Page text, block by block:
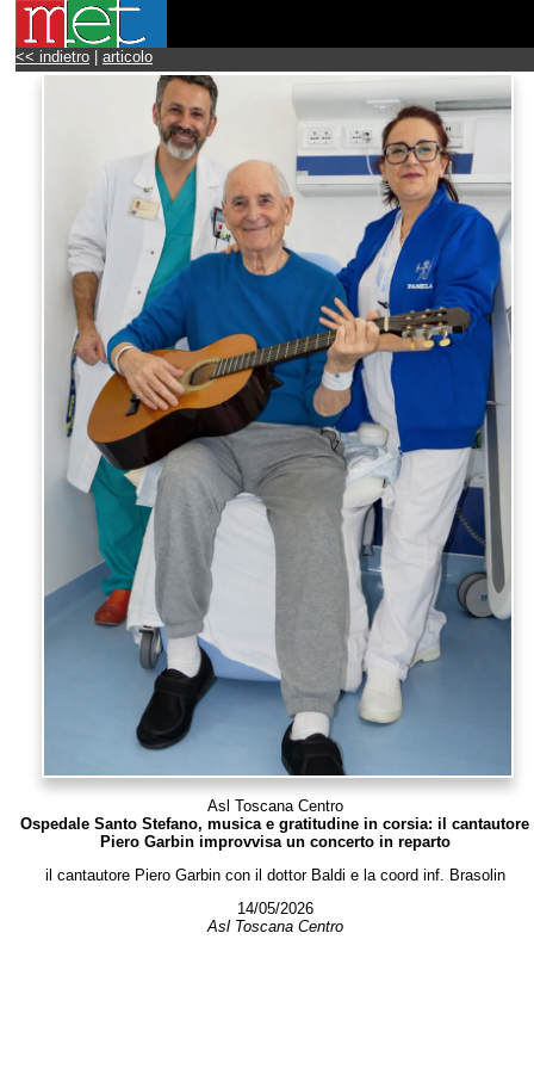
<< indietro articolo
Asl Toscana Centro
Ospedale Santo Stefano, musica e gratitudine in corsia: il cantautore
Piero Garbin improvvisa un concerto in reparto
il cantautore Piero Garbin con il dottor Baldi e la coord inf. Brasolin
14/05/2026
Asl Toscana Centro